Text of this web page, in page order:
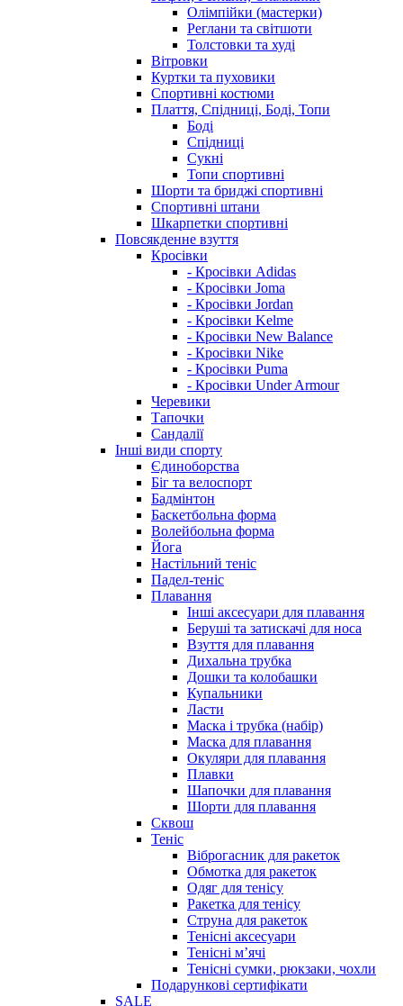
Олімпійки (мастерки)
Реглани та світшоти
Толстовки та худі
Вітровки
Куртки та пуховики
Спортивні костюми
Плаття, Спідниці, Боді, Топи
Боді
Спідниці
Сукні
Топи спортивні
Шорти та бриджі спортивні
Спортивні штани
Шкарпетки спортивні
Повсякденне взуття
Кросівки
- Кросівки Adidas
- Кросівки Joma
- Кросівки Jordan
- Кросівки Kelme
- Кросівки New Balance
- Кросівки Nike
- Кросівки Puma
- Кросівки Under Armour
Черевики
Тапочки
Сандалії
Інші види спорту
Єдиноборства
Біг та велоспорт
Бадмінтон
Баскетбольна форма
Волейбольна форма
Йога
Настільний теніс
Падел-теніс
Плавання
Інші аксесуари для плавання
Беруші та затискачі для носа
Взуття для плавання
Дихальна трубка
Дошки та колобашки
Купальники
Ласти
Маска і трубка (набір)
Маска для плавання
Окуляри для плавання
Плавки
Шапочки для плавання
Шорти для плавання
Сквош
Теніс
Віброгасник для ракеток
Обмотка для ракеток
Одяг для тенісу
Ракетка для тенісу
Струна для ракеток
Тенісні аксесуари
Тенісні мʼячі
Тенісні сумки, рюкзаки, чохли
Подарункові сертифікати
SALE